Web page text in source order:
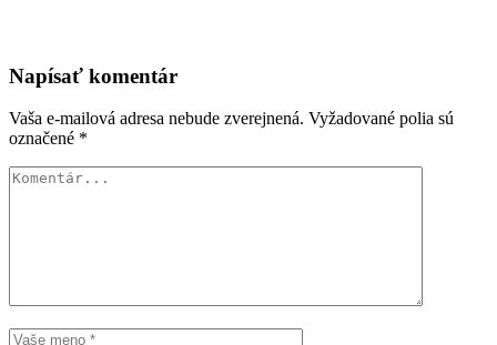
Napísať komentár
Vaša e-mailová adresa nebude zverejnená. Vyžadované polia sú
označené *